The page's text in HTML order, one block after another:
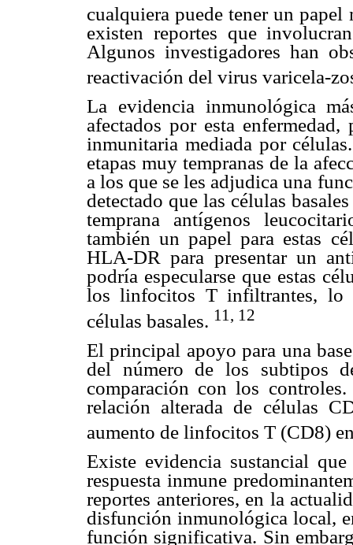
cualquiera puede tener un
existen reportes que
Algunos investigadores han
reactivación del virus varicela-
La evidencia inmunológica
afectados por esta
inmunitaria mediada por
etapas muy tempranas de la
a los que se les adjudica una
detectado que las células
temprana antígenos
también un papel para estas
HLA-DR para presentar un
podría especularse que estas
los linfocitos T infiltrantes, lo
células basales. 11, 12
El principal apoyo para una
del número de los subtipos
comparación con los
relación alterada de células
aumento de linfocitos T (CD8)
Existe evidencia sustancial
respuesta inmune
reportes anteriores, en la
disfunción inmunológica local,
función significativa. Sin